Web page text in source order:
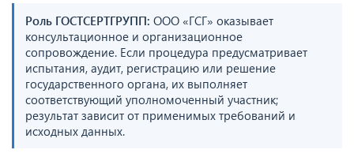
Роль ГОСТСЕРТГРУПП: ООО «ГСГ» оказывает
консультационное и организационное
сопровождение. Если процедура предусматривает
испытания, аудит, регистрацию или решение
государственного органа, их выполняет
соответствующий уполномоченный участник;
результат зависит от применимых требований и
исходных данных.